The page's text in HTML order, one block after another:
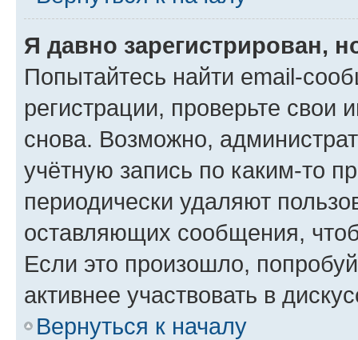
Я давно зарегистрирован,
Попытайтесь найти email-
регистрации, проверьте свои
снова. Возможно,
учётную запись по каким-то
периодически удаляют
оставляющих сообщения,
Если это произошло,
активнее участвовать в
Вернуться к началу